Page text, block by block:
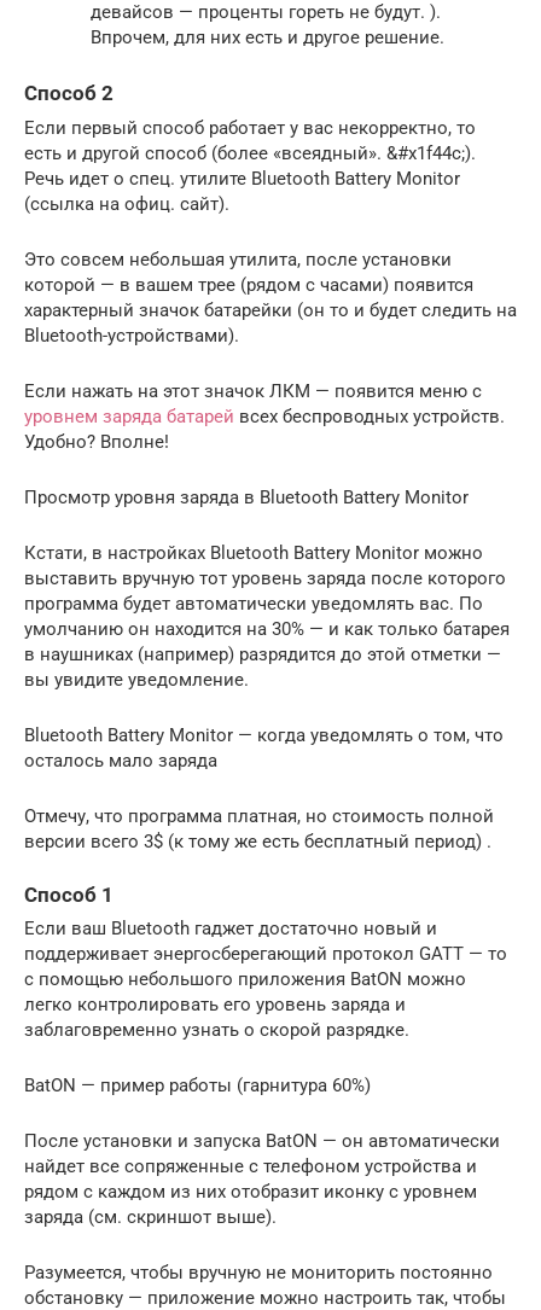
девайсов — проценты гореть не будут. ).
Впрочем, для них есть и другое решение.
Способ 2
Если первый способ работает у вас некорректно, то
есть и другой способ (более «всеядный». &#x1f44c;).
Речь идет о спец. утилите Bluetooth Battery Monitor
(ссылка на офиц. сайт).
Это совсем небольшая утилита, после установки
которой — в вашем трее (рядом с часами) появится
характерный значок батарейки (он то и будет следить на
Bluetooth-устройствами).
Если нажать на этот значок ЛКМ — появится меню с
уровнем заряда батарей всех беспроводных устройств.
Удобно? Вполне!
Просмотр уровня заряда в Bluetooth Battery Monitor
Кстати, в настройках Bluetooth Battery Monitor можно
выставить вручную тот уровень заряда после которого
программа будет автоматически уведомлять вас. По
умолчанию он находится на 30% — и как только батарея
в наушниках (например) разрядится до этой отметки —
вы увидите уведомление.
Bluetooth Battery Monitor — когда уведомлять о том, что
осталось мало заряда
Отмечу, что программа платная, но стоимость полной
версии всего 3$ (к тому же есть бесплатный период) .
Способ 1
Если ваш Bluetooth гаджет достаточно новый и
поддерживает энергосберегающий протокол GATT — то
с помощью небольшого приложения BatON можно
легко контролировать его уровень заряда и
заблаговременно узнать о скорой разрядке.
BatON — пример работы (гарнитура 60%)
После установки и запуска BatON — он автоматически
найдет все сопряженные с телефоном устройства и
рядом с каждом из них отобразит иконку с уровнем
заряда (см. скриншот выше).
Разумеется, чтобы вручную не мониторить постоянно
обстановку — приложение можно настроить так, чтобы